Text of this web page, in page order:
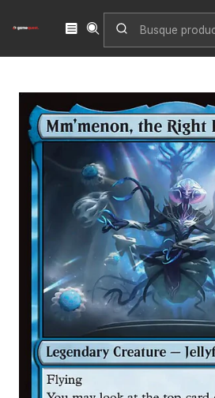
Inicio Singles
Edge of Eternities
Mm'menon, the Right Hand (foil)